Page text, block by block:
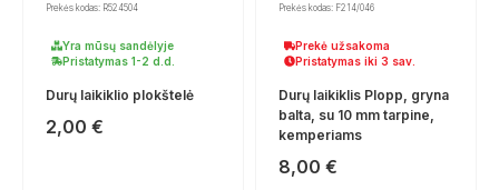
Prekės kodas: R524504
Yra mūsų sandėlyje
Pristatymas 1-2 d.d.
Durų laikiklio plokštelė
2,00 €
Prekės kodas: F214/046
Prekė užsakoma
Pristatymas iki 3 sav.
Durų laikiklis Plopp, gryna
balta, su 10 mm tarpine,
kemperiams
8,00 €